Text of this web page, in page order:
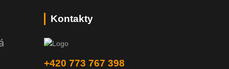
Kontakty
+420 773 767 398